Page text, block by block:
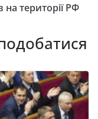
на території РФ